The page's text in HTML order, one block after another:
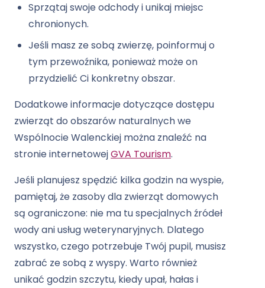
Sprzątaj swoje odchody i unikaj miejsc
chronionych.
Jeśli masz ze sobą zwierzę, poinformuj o
tym przewoźnika, ponieważ może on
przydzielić Ci konkretny obszar.
Dodatkowe informacje dotyczące dostępu
zwierząt do obszarów naturalnych we
Wspólnocie Walenckiej można znaleźć na
stronie internetowejGVA Tourism.
Jeśli planujesz spędzić kilka godzin na wyspie,
pamiętaj, że zasoby dla zwierząt domowych
są ograniczone: nie ma tu specjalnych źródeł
wody ani usług weterynaryjnych. Dlatego
wszystko, czego potrzebuje Twój pupil, musisz
zabrać ze sobą z wyspy. Warto również
unikać godzin szczytu, kiedy upał, hałas i